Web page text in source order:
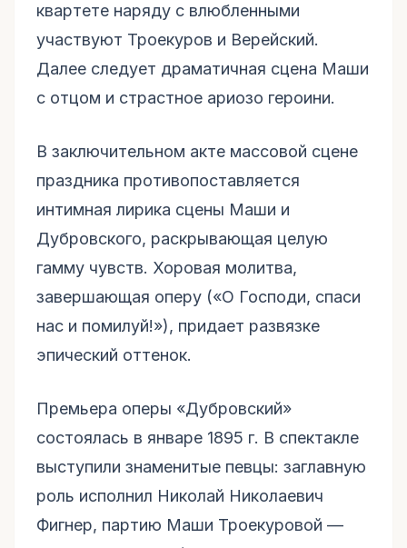
квартете наряду с влюбленными
участвуют Троекуров и Верейский.
Далее следует драматичная сцена Маши
с отцом и страстное ариозо героини.
В заключительном акте массовой сцене
праздника противопоставляется
интимная лирика сцены Маши и
Дубровского, раскрывающая целую
гамму чувств. Хоровая молитва,
завершающая оперу («О Господи, спаси
нас и помилуй!»), придает развязке
эпический оттенок.
Премьера оперы «Дубровский»
состоялась в январе 1895 г. В спектакле
выступили знаменитые певцы: заглавную
роль исполнил Николай Николаевич
Фигнер, партию Маши Троекуровой —